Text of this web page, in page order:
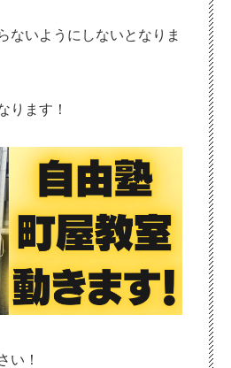
ないようにしないとなりま
ります！
い！